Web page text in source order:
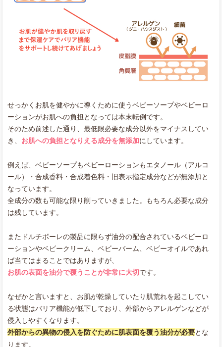
せっかくお肌を健やかに導くために使うベビーソープやベビーロ
ーションがお肌への負担となっては本末転倒です。
そのため前述した通り、最低限必要な成分以外をマイナスしてい
き、 お肌への負担となりえる成分を無添加にしています。
例えば、ベビーソープもベビーローションもエタノール（アルコ
ール）・合成香料・合成着色料・旧表示指定成分などが無添加と
なっています。
全成分の数も可能な限り削っていきました。もちろん必要な成分
は残しています。
またドルチボーレの製品に限らず油分の配合されているベビーロ
ーションやベビークリーム、ベビーバーム、ベビーオイルであれ
ば当てはまることではありますが、
お肌の表面を油分で覆うことが非常に大切です。
なぜかと言いますと、お肌が乾燥していたり肌荒れを起こしてい
る状態はバリア機能が低下しており、外部からアレルゲンなどが
侵入しやすくなります。
外部からの異物の侵入を防ぐために肌表面を覆う油分が必要とな
ります。